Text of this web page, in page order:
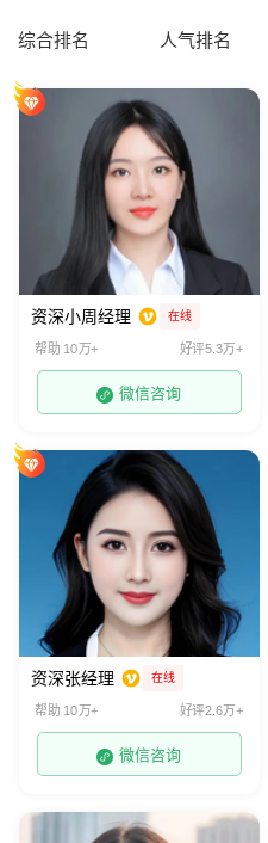
综合排名 人气排名
资深小周经理 在线
帮助 10万+ 好评5.3万+
微信咨询
资深张经理 在线
帮助 10万+ 好评2.6万+
微信咨询